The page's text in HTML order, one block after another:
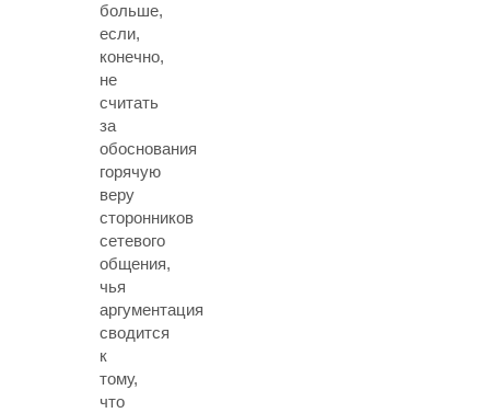
больше,
если,
конечно,
не
считать
за
обоснования
горячую
веру
сторонников
сетевого
общения,
чья
аргументация
сводится
к
тому,
что